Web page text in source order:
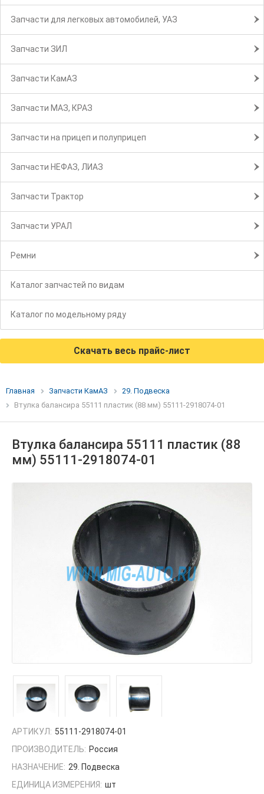
Запчасти для легковых автомобилей, УАЗ
Запчасти ЗИЛ
Запчасти КамАЗ
Запчасти МАЗ, КРАЗ
Запчасти на прицеп и полуприцеп
Запчасти НЕФАЗ, ЛИАЗ
Запчасти Трактор
Запчасти УРАЛ
Ремни
Каталог запчастей по видам
Каталог по модельному ряду
Скачать весь прайс-лист
Главная Запчасти КамАЗ
29. Подвеска
Втулка балансира 55111 пластик (88 мм) 55111-2918074-01
Втулка балансира 55111 пластик (88
мм) 55111-2918074-01
АРТИКУЛ: 55111-2918074-01
ПРОИЗВОДИТЕЛЬ: Россия
НАЗНАЧЕНИЕ: 29. Подвеска
ЕДИНИЦА ИЗМЕРЕНИЯ: шт